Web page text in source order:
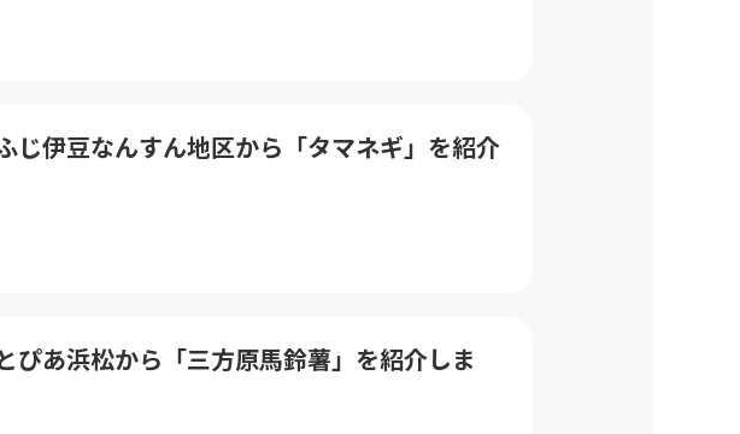
伊豆なんすん地区から「タマネギ」を紹介
あ浜松から「三方原馬鈴薯」を紹介しま